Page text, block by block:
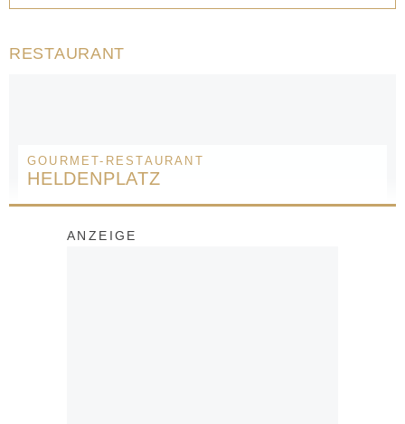
RESTAURANT
GOURMET-RESTAURANT
HELDENPLATZ
ANZEIGE